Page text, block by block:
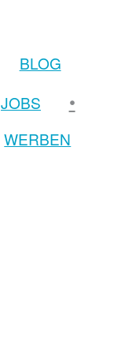
BLOG
JOBS •
WERBEN